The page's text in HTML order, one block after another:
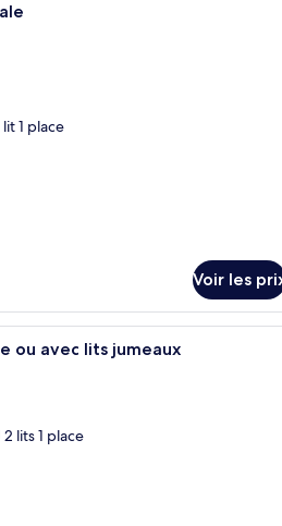
1 place
Voir les
Bureau, fer et planche à
ou avec lits jumeaux
lits 1 place